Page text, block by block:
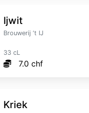
Ijwit
Brouwerij ‘t IJ
33 cL
7.0 chf
Kriek